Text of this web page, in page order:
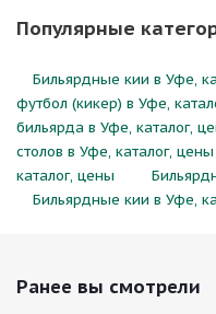
Популярные
Бильярдные кии в Уфе,
футбол (кикер) в Уфе,
бильярда в Уфе, каталог,
столов в Уфе, каталог, цены
каталог, цены
Бильярдные кии в Уфе,
Ранее вы смотрели